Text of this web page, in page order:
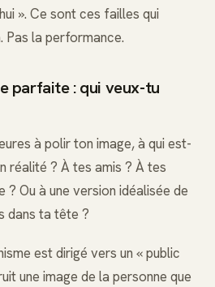
». Ce sont ces failles qui
Pas la performance.
parfaite : qui veux-tu
à polir ton image, à qui est-
réalité ? À tes amis ? À tes
Ou à une version idéalisée de
dans ta tête ?
est dirigé vers un « public
une image de la personne que